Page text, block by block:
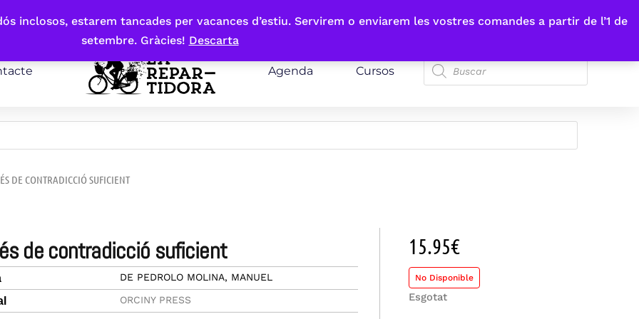
inclosos, estarem tancades per vacances d’estiu. Servirem o enviarem les vostres comandes a partir de l’1 de
setembre. Gràcies! Descarta
Agenda Cursos
DE CONTRADICCIÓ SUFICIENT
de contradicció suficient
DE PEDROLO MOLINA, MANUEL
ORCINY PRESS
15.95€
No Disponible
Esgotat